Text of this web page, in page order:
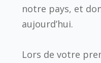
notre pays, et
aujourd’hui.
Lors de votre